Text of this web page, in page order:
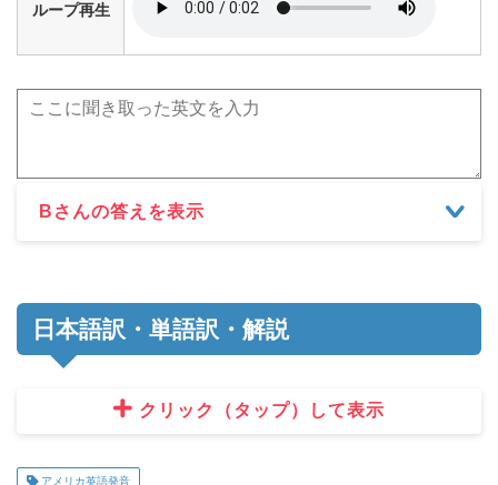
ループ再生
Bさんの答えを表示
日本語訳・単語訳・解説
クリック（タップ）して表示
アメリカ英語発音